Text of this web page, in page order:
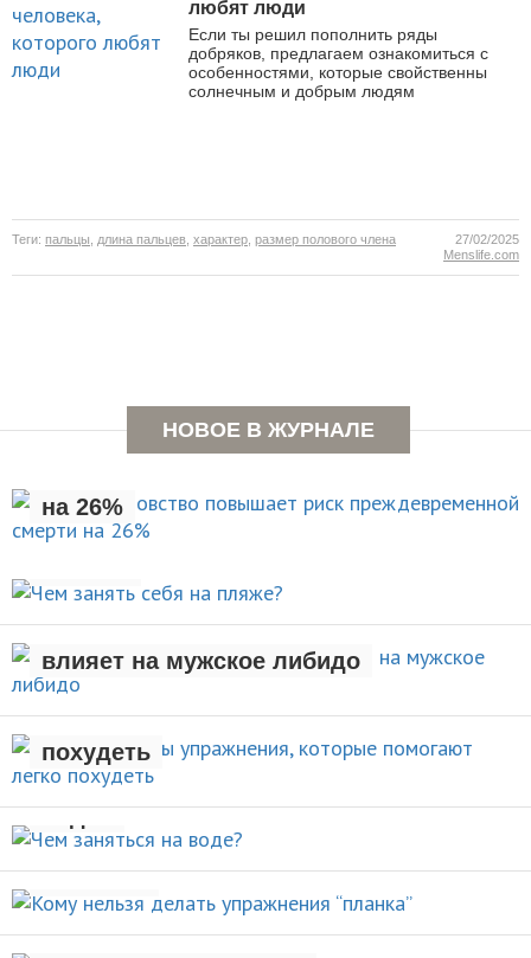
любят люди
Если ты решил пополнить ряды
добряков, предлагаем ознакомиться с
особенностями, которые свойственны
солнечным и добрым людям
Теги: пальцы длина пальцев характер размер полового члена
27/02/2025
Menslife.com
НОВОЕ В ЖУРНАЛЕ
Раннее отцовство повышает
на 26%
Чем занять себя на
АКТИВНЫЙ ОТДЫХ
Рождение ребенка негативно
влияет на мужское либидо
НОВОСТИ
Стали известны упражнения,
которые помогают легко
похудеть
НОВОСТИ
Чем заняться на
воде?
ВИДЫ СПОРТА
Кому нельзя делать упражнения
“планка”
НОВОСТИ
5 лучших упражнений для
избавления от живота